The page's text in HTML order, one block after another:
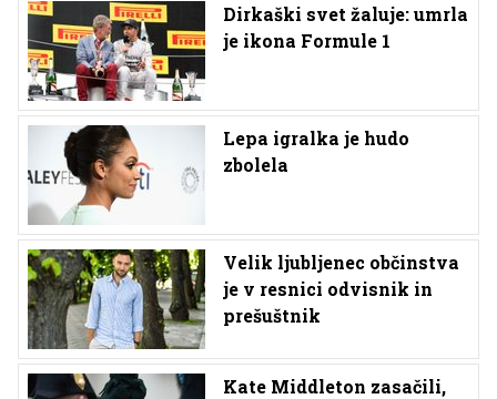
Dirkaški svet žaluje: umrla
je ikona Formule 1
Lepa igralka je hudo
zbolela
Velik ljubljenec občinstva
je v resnici odvisnik in
prešuštnik
Kate Middleton zasačili,